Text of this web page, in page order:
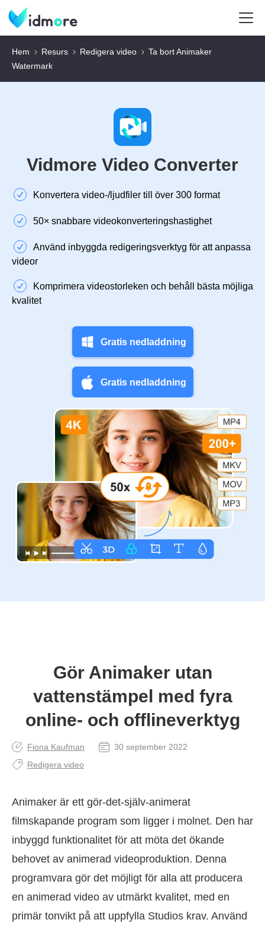
Hem Resurs Redigera video
Ta bort Animaker
Watermark
Vidmore Video Converter
Konvertera video-/ljudfiler till över 300 format
50× snabbare videokonverteringshastighet
Använd inbyggda redigeringsverktyg för att anpassa
videor
Komprimera videostorleken och behåll bästa möjliga
kvalitet
Gratis nedladdning
Gratis nedladdning
Gör Animaker utan
vattenstämpel med fyra
online- och offlineverktyg
Fiona Kaufman
30 september 2022
Redigera video
Animaker är ett gör-det-själv-animerat
filmskapande program som ligger i molnet. Den har
inbyggd funktionalitet för att möta det ökande
behovet av animerad videoproduktion. Denna
programvara gör det möjligt för alla att producera
en animerad video av utmärkt kvalitet, med en
primär tonvikt på att uppfylla Studios krav. Använd